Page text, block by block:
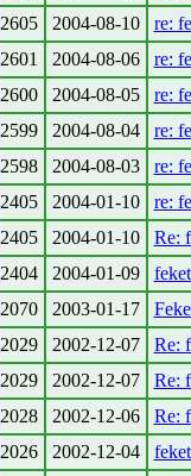
2605 2004-08-10
re:
2601 2004-08-06
re:
2600 2004-08-05
re:
2599 2004-08-04
re:
2598 2004-08-03
re:
2405 2004-01-10
re:
2405 2004-01-10
Re:
2404 2004-01-09
2070 2003-01-17
2029 2002-12-07
Re:
2029 2002-12-07
Re:
2028 2002-12-06
Re:
2026 2002-12-04